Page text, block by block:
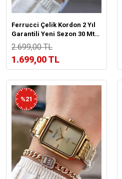
Ferrucci Çelik Kordon 2 Yıl
Garantili Yeni Sezon 30 Mt
Suya Dayanıklı Kadın Kol
Saati BFC.03439.01
2.699,00 TL
1.699,00 TL
%21